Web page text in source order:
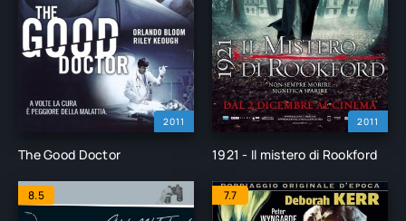
2011
The Good Doctor
2011
1921 - Il mistero di Rookford
8.5 7.7